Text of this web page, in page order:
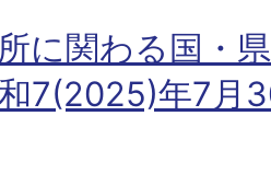
に関わる国・
7(2025)年7月